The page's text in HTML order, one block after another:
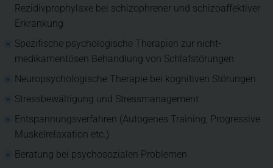
Rezidivprophylaxe bei schizophrener und schizoaffektiver
Erkrankung
Spezifische psychologische Therapien zur nicht-
medikamentösen Behandlung von Schlafstörungen
Neuropsychologische Therapie bei kognitiven Störungen
Stressbewältigung und Stressmanagement
Entspannungsverfahren (Autogenes Training, Progressive
Muskelrelaxation etc.)
Beratung bei psychosozialen Problemen